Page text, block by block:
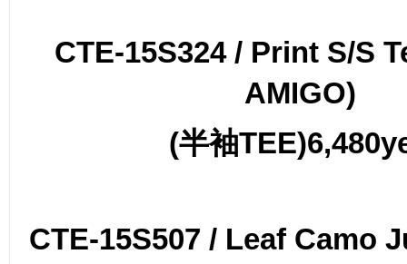
CTE-15S324 / Print S/S
AMIGO)
(半袖
CTE-15S507 / Leaf Camo